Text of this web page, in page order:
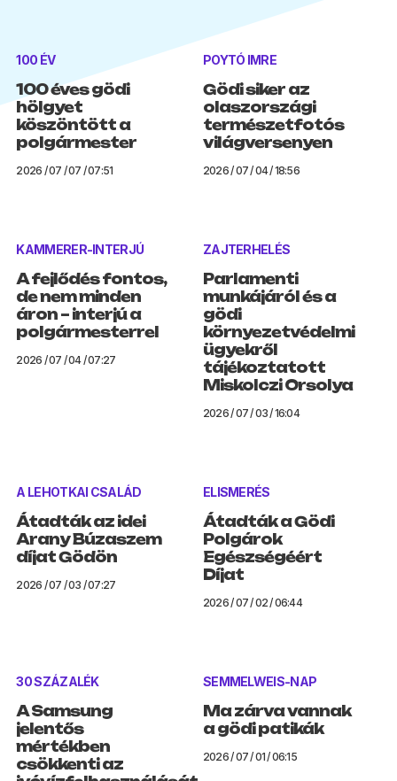
100 ÉV
100 éves gödi
hölgyet
köszöntött a
polgármester
2026 / 07 / 07 / 07:51
POYTÓ IMRE
Gödi siker az
olaszországi
természetfotós
világversenyen
2026 / 07 / 04 / 18:56
KAMMERER-INTERJÚ
A fejlődés fontos,
de nem minden
áron – interjú a
polgármesterrel
2026 / 07 / 04 / 07:27
ZAJTERHELÉS
Parlamenti
munkájáról és a
gödi
környezetvédelmi
ügyekről
tájékoztatott
Miskolczi Orsolya
2026 / 07 / 03 / 16:04
A LEHOTKAI CSALÁD
Átadták az idei
Arany Búzaszem
díjat Gödön
2026 / 07 / 03 / 07:27
ELISMERÉS
Átadták a Gödi
Polgárok
Egészségéért
Díjat
2026 / 07 / 02 / 06:44
30 SZÁZALÉK
A Samsung
jelentős
mértékben
csökkenti az
SEMMELWEIS-NAP
Ma zárva vannak
a gödi patikák
2026 / 07 / 01 / 06:15